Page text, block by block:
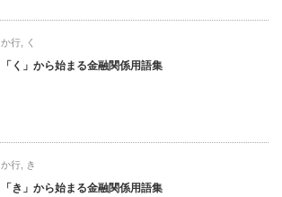
か行, く
「く」から始まる金融関係用語集
か行, き
「き」から始まる金融関係用語集